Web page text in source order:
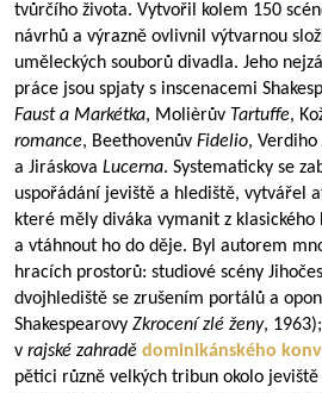
tvůrčího života. Vytvořil kolem 150
návrhů a výrazně ovlivnil výtvarnou
uměleckých souborů divadla. Jeho
práce jsou spjaty s inscenacemi
Faust a Markétka, Molièrův Tartuffe,
romance, Beethovenův Fidelio, Verdiho
a Jiráskova Lucerna. Systematicky se
uspořádání jeviště a hlediště, vytvářel
které měly diváka vymanit z klasického
a vtáhnout ho do děje. Byl autorem
hracích prostorů: studiové scény
dvojhlediště se zrušením portálů a
Shakespearovy Zkrocení zlé ženy,
v rajské zahradě dominikánského
pětici různě velkých tribun okolo